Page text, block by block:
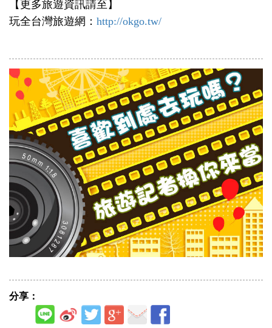
【更多旅遊資訊請至】
玩全台灣旅遊網： http://okgo.tw/
分享：